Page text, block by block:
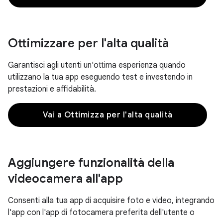
Ottimizzare per l'alta qualità
Garantisci agli utenti un'ottima esperienza quando
utilizzano la tua app eseguendo test e investendo in
prestazioni e affidabilità.
Vai a Ottimizza per l'alta qualità
Aggiungere funzionalità della
videocamera all'app
Consenti alla tua app di acquisire foto e video, integrando
l'app con l'app di fotocamera preferita dell'utente o